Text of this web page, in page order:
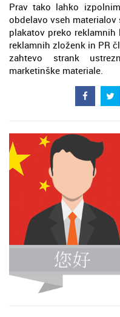
Prav tako lahko
obdelavo vseh
plakatov preko
reklamnih zloženk in PR
zahtevo strank
marketinške materiale.